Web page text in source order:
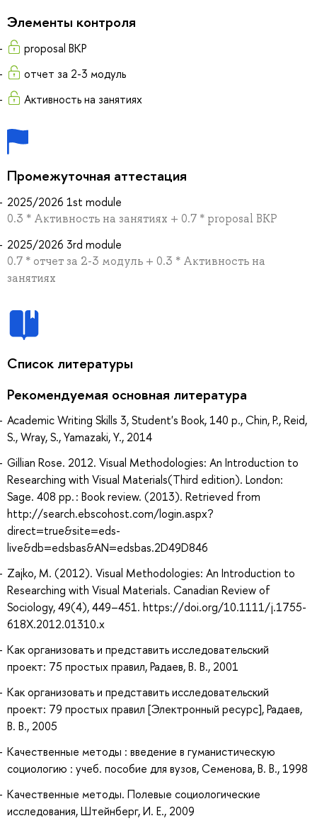
Элементы контроля
proposal ВКР
отчет за 2-3 модуль
Активность на занятиях
Промежуточная аттестация
2025/2026 1st module
0.3 * Активность на занятиях + 0.7 * proposal ВКР
2025/2026 3rd module
0.7 * отчет за 2-3 модуль + 0.3 * Активность на
занятиях
Список литературы
Рекомендуемая основная литература
Academic Writing Skills 3, Student's Book, 140 p., Chin, P., Reid,
S., Wray, S., Yamazaki, Y., 2014
Gillian Rose. 2012. Visual Methodologies: An Introduction to
Researching with Visual Materials(Third edition). London:
Sage. 408 pp. : Book review. (2013). Retrieved from
http://search.ebscohost.com/login.aspx?
direct=true&site=eds-
live&db=edsbas&AN=edsbas.2D49D846
Zajko, M. (2012). Visual Methodologies: An Introduction to
Researching with Visual Materials. Canadian Review of
Sociology, 49(4), 449–451. https://doi.org/10.1111/j.1755-
618X.2012.01310.x
Как организовать и представить исследовательский
проект: 75 простых правил, Радаев, В. В., 2001
Как организовать и представить исследовательский
проект: 79 простых правил [Электронный ресурс], Радаев,
В. В., 2005
Качественные методы : введение в гуманистическую
социологию : учеб. пособие для вузов, Семенова, В. В., 1998
Качественные методы. Полевые социологические
исследования, Штейнберг, И. Е., 2009